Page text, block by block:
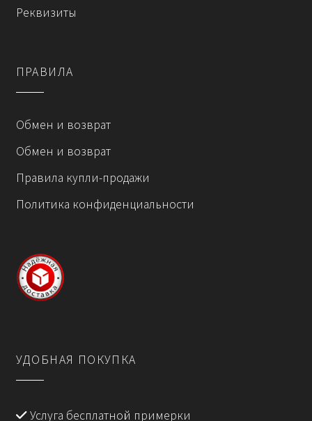
Реквизиты
ПРАВИЛА
Обмен и возврат
Обмен и возврат
Правила купли-продажи
Политика конфиденциальности
УДОБНАЯ ПОКУПКА
Услуга бесплатной примерки